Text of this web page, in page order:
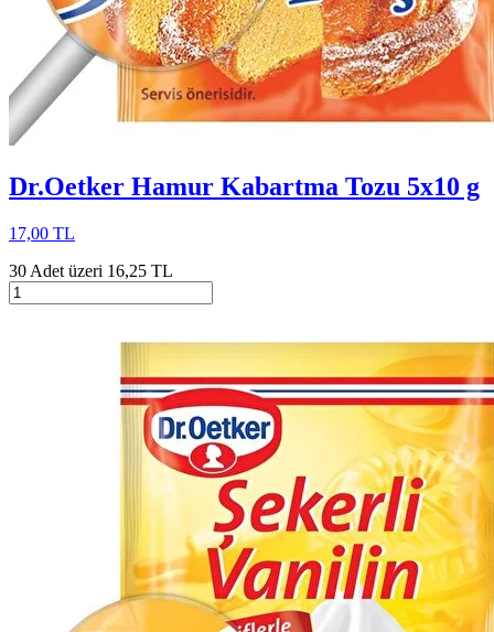
Dr.Oetker Hamur Kabartma Tozu 5x10 g
17,00 TL
30 Adet üzeri 16,25 TL